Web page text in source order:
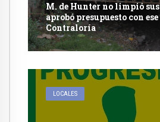
M. de Hunter no limpió
aprobó presupuesto con
Contraloría
LOCALES